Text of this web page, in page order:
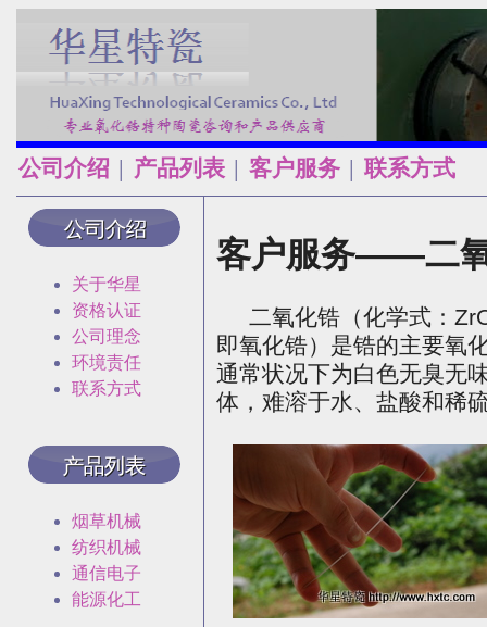
公司介绍 产品列表 客户服务 联系方式
关于华星
资格认证
公司理念
环境责任
联系方式
烟草机械
纺织机械
通信电子
能源化工
客户服务——二
二氧化锆（化学式：
即氧化锆）是锆的主要氧
通常状况下为白色无臭无
体，难溶于水、盐酸和稀